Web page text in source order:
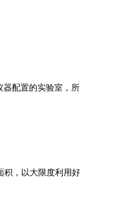
器配置的实验室，所
积，以大限度利用好